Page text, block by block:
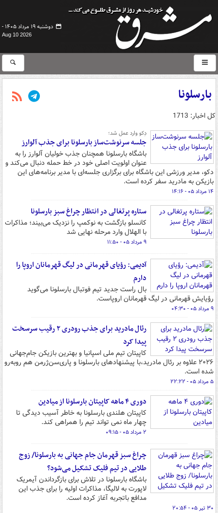
دوشنبه ۱۹ مرداد ۱۴۰۵ -
Aug 10 2026
بارسلونا
کل اخبار: 1713
دِکو وارد عمل شد؛
جلسه سرنوشت‌ساز بارسلونا برای جذب آلوارز
باشگاه بارسلونا همچنان جذب خولیان آلوارز را به
عنوان اولویت اصلی خود در خط حمله دنبال می‌کند و
دکو، مدیر ورزشی این باشگاه برای برگزاری جلسه‌ای با مدیر برنامه‌های این
بازیکن به مادرید سفر کرده است.
۱۴ مرداد ۰۵ - ۱۴:۱۶
ستاره پرتغالی در انتظار چراغ سبز بارسلونا
کانسلو بازگشت به نوکمپ را نزدیک می‌بیند؛ مذاکرات
با الهلال وارد مرحله نهایی شد
۹ مرداد ۰۵ - ۱۱:۵۰
آدیمی: رؤیای قهرمانی در لیگ قهرمانان اروپا را
دارم
بال راست جدید تیم فوتبال بارسلونا می‌گوید
رؤیایش قهرمانی در لیگ قهرمانان اروپاست.
۹ مرداد ۰۵ - ۰۴:۳۰
رئال مادرید برای جذب رودری ۲ رقیب سرسخت
پیدا کرد
کاپیتان تیم ملی اسپانیا و بهترین بازیکن جام‌جهانی
۲۰۲۶ علاوه بر رئال مادرید،با پیشنهادهای بارسلونا و پاری‌سن‌ژرمن هم روبه‌رو
شده است.
۵ مرداد ۰۵ - ۲۲:۲۲
دوری ۴ ماهه کاپیتان بارسلونا از میادین
کاپیتان هلندی بارسلونا به خاطر آسیب دیدگی تا
چهار ماه نمی تواند تیم را همراهی کند.
۲ مرداد ۰۵ - ۰۹:۱۵
چراغ سبز قهرمان جام جهانی به بارسلونا/ زوج
طلایی در تیم فلیک تشکیل می‌شود؟
باشگاه بارسلونا در تلاش برای بازگرداندن آیمریک
لاپورت به لالیگا، مذاکرات اولیه را برای جذب این
مدافع باتجربه آغاز کرده است.
۳۰ تیر ۰۵ - ۲۰:۵۴